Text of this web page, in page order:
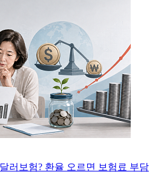
러보험? 환율 오르면 보험료 부담